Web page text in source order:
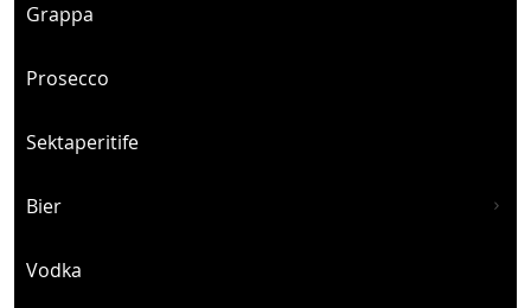
Grappa
Prosecco
Sektaperitife
Bier
Vodka